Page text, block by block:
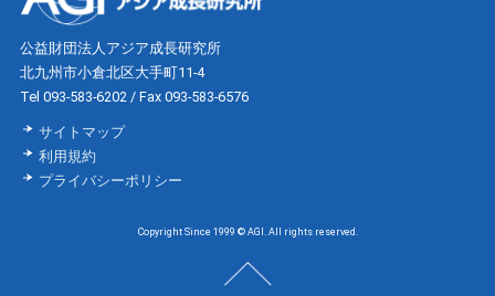
公益財団法人アジア成長研究所
北九州市小倉北区大手町11-4
Tel 093-583-6202 / Fax 093-583-6576
サイトマップ
利用規約
プライバシーポリシー
Copyright Since 1999 © AGI. All rights reserved.